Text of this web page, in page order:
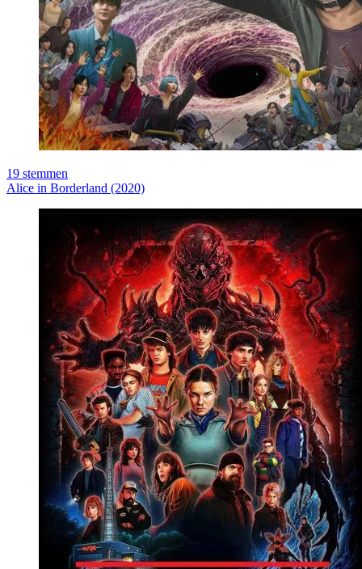
19 stemmen
Alice in Borderland (2020)